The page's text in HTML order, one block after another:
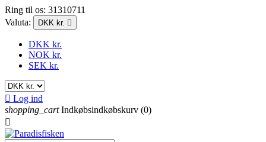
Ring til os: 31310711
Valuta:
DKK kr. 
DKK kr.
NOK kr.
SEK kr.
 Log ind
shopping_cart Indkøbsindkøbskurv (0)
